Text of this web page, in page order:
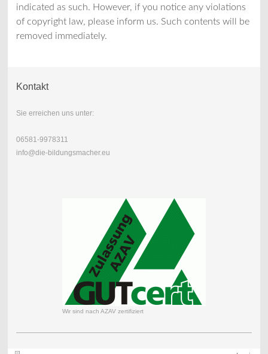
indicated as such. However, if you notice any violations
of copyright law, please inform us. Such contents will be
removed immediately.
Kontakt
Sie erreichen uns unter:
06581-9978311
info@die-bildungsmacher.eu
Wir sind nach AZAV zertifiziert